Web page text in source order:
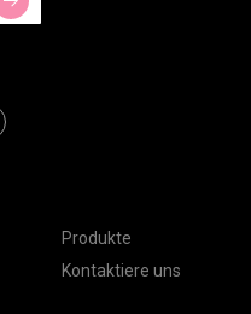
Produkte
Kontaktiere uns